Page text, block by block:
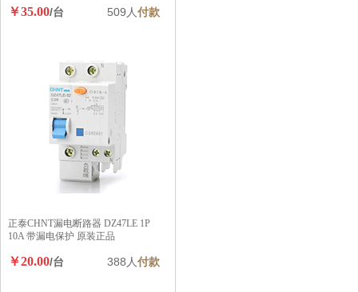
￥35.00/台 509人付款
正泰CHNT漏电断路器 DZ47LE 1P
10A 带漏电保护 原装正品
￥20.00/台 388人付款